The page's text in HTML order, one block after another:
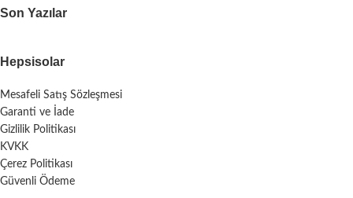
Son Yazılar
Hepsisolar
Mesafeli Satış Sözleşmesi
Garanti ve İade
Gizlilik Politikası
KVKK
Çerez Politikası
Güvenli Ödeme